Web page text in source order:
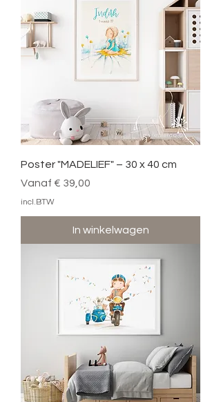
Poster "MADELIEF" – 30 x 40 cm
Vanaf € 39,00
Verkoopprijs
incl.BTW
In winkelwagen